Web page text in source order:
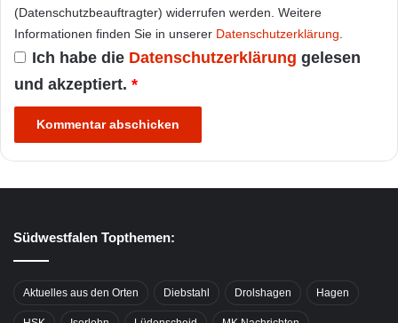
(Datenschutzbeauftragter) widerrufen werden. Weitere
Informationen finden Sie in unserer Datenschutzerklärung.
Ich habe die Datenschutzerklärung gelesen
und akzeptiert. *
Südwestfalen Topthemen:
Aktuelles aus den Orten Diebstahl Drolshagen Hagen